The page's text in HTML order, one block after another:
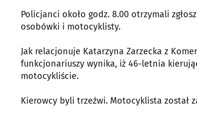
Policjanci około godz. 8.00 otrzymali
osobówki i motocyklisty.
Jak relacjonuje Katarzyna Zarzecka z
funkcjonariuszy wynika, iż 46-letnia
motocykliście.
Kierowcy byli trzeźwi. Motocyklista został